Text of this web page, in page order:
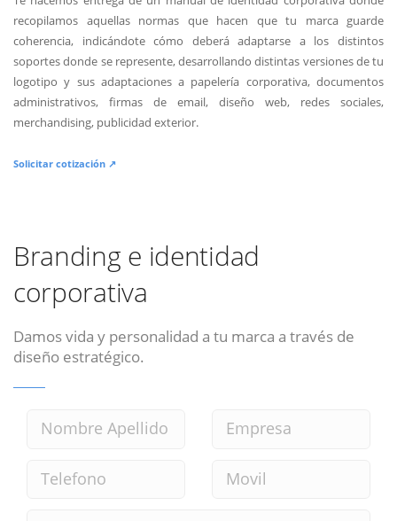
recopilamos aquellas normas que hacen que tu marca guarde
coherencia, indicándote cómo deberá adaptarse a los distintos
soportes donde se represente, desarrollando distintas versiones de tu
logotipo y sus adaptaciones a papelería corporativa, documentos
administrativos, firmas de email, diseño web, redes sociales,
merchandising, publicidad exterior.
Solicitar cotización ↗
Branding e identidad
corporativa
Damos vida y personalidad a tu marca a través de
diseño estratégico.